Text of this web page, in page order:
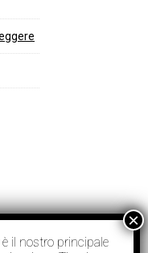
è il nostro principale